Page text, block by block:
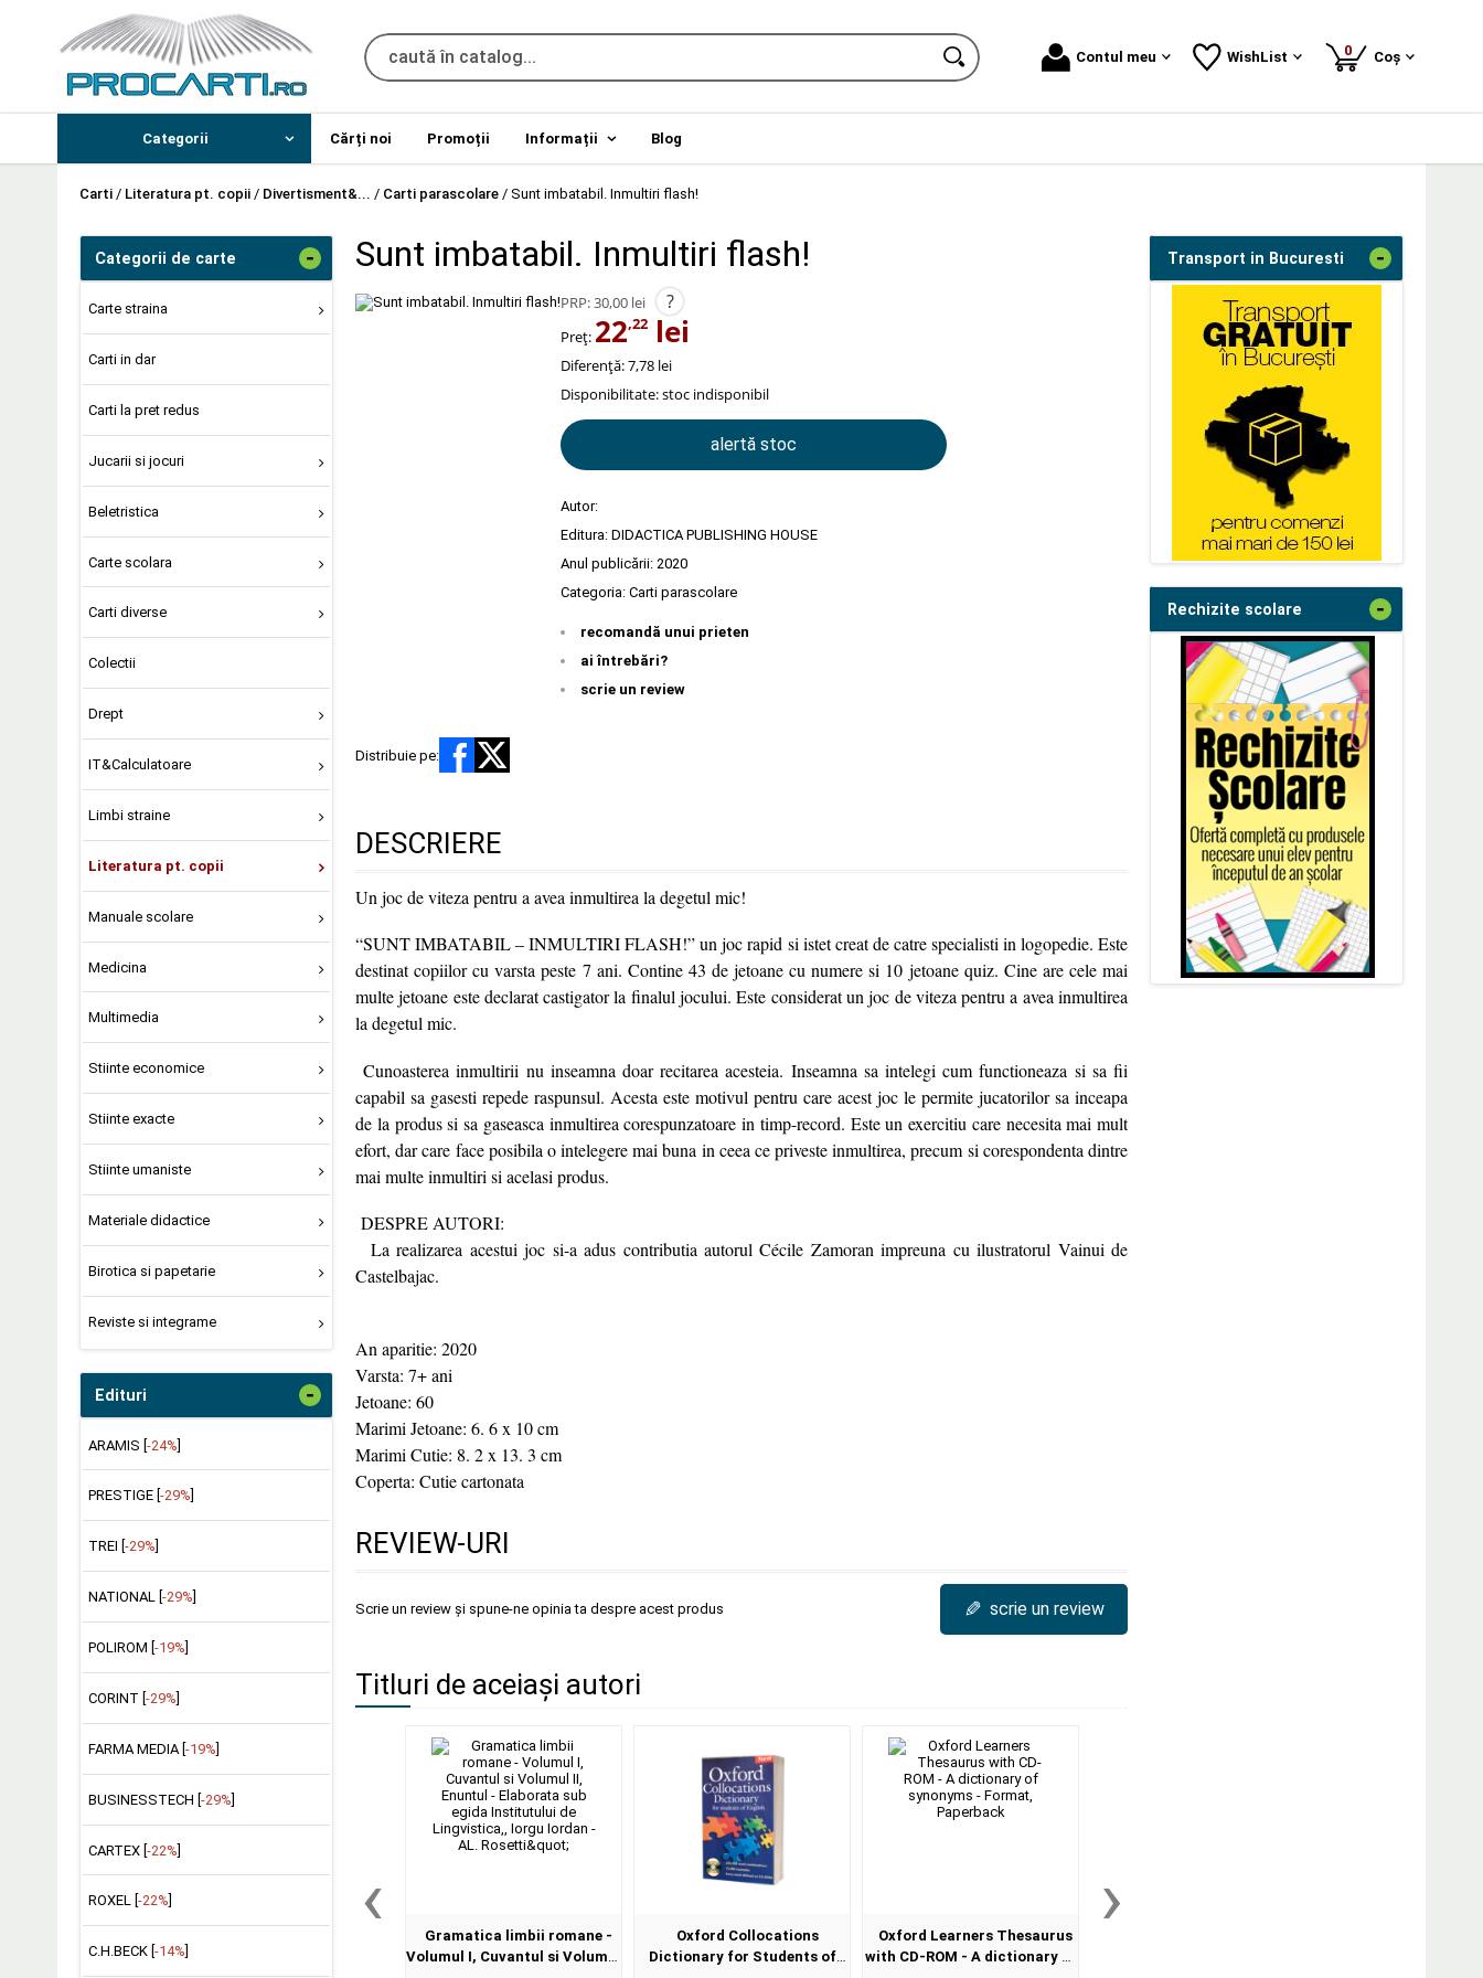
Contul meu WishList 0produse
Coș
Categorii Cărți noi Promoții Informații Blog
Carti / Literatura pt. copii / Divertisment&... / Carti parascolare / Sunt imbatabil. Inmultiri flash!
Categorii de carte -
Carte straina
Carti in dar
Carti la pret redus
Jucarii si jocuri
Beletristica
Carte scolara
Carti diverse
Colectii
Drept
IT&Calculatoare
Limbi straine
Literatura pt. copii
Manuale scolare
Medicina
Multimedia
Stiinte economice
Stiinte exacte
Stiinte umaniste
Materiale didactice
Birotica si papetarie
Reviste si integrame
Edituri -
ARAMIS [-24%]
PRESTIGE [ -29%
TREI [ -29%
NATIONAL [ -29%
POLIROM [ -19%
CORINT [ -29%
FARMA MEDIA [ -19%
BUSINESSTECH [-29%]
CARTEX [-22%]
ROXEL [ -22%
C.H.BECK [ -14%
Sunt imbatabil. Inmultiri flash!
PRP:30,00 lei ?
Preț: 22,22 lei
Diferență: 7,78 lei
Disponibilitate:stoc indisponibil
alertă stoc
Autor:
Editura: DIDACTICA PUBLISHING HOUSE
Anul publicării: 2020
Categoria: Carti parascolare
recomandă unui prieten
ai întrebări?
scrie un review
Distribuie pe:
DESCRIERE
Un joc de viteza pentru a avea inmultirea la degetul mic!
“SUNT IMBATABIL – INMULTIRI FLASH!” un joc rapid si istet creat de catre specialisti in logopedie. Este
destinat copiilor cu varsta peste 7 ani. Contine 43 de jetoane cu numere si 10 jetoane quiz. Cine are cele mai
multe jetoane este declarat castigator la finalul jocului. Este considerat un joc de viteza pentru a avea inmultirea
la degetul mic.
Cunoasterea inmultirii nu inseamna doar recitarea acesteia. Inseamna sa intelegi cum functioneaza si sa fii
capabil sa gasesti repede raspunsul. Acesta este motivul pentru care acest joc le permite jucatorilor sa inceapa
de la produs si sa gaseasca inmultirea corespunzatoare in timp-record. Este un exercitiu care necesita mai mult
efort, dar care face posibila o intelegere mai buna in ceea ce priveste inmultirea, precum si corespondenta dintre
mai multe inmultiri si acelasi produs.
DESPRE AUTORI:
La realizarea acestui joc si-a adus contributia autorul Cécile Zamoran impreuna cu ilustratorul Vainui de
Castelbajac.
An aparitie: 2020
Varsta: 7+ ani
Jetoane: 60
Marimi Jetoane: 6. 6 x 10 cm
Marimi Cutie: 8. 2 x 13. 3 cm
Coperta: Cutie cartonata
REVIEW-URI
Scrie un review și spune-ne opinia ta despre acest produs ✎ scrie un review
Titluri de aceiași autori
‹
Gramatica limbii romane -
Volumul I, Cuvantul si Volumul
Oxford Collocations
Dictionary for Students of
Oxford Learners Thesaurus
with CD-ROM - A dictionary of
›
Transport in Bucuresti -
Rechizite scolare -